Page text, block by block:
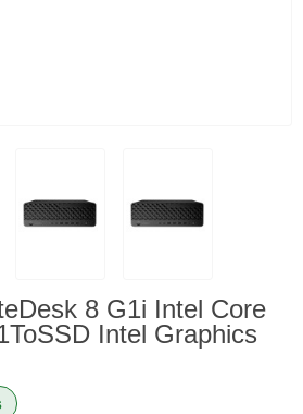
8 G1i Intel Core
Intel Graphics